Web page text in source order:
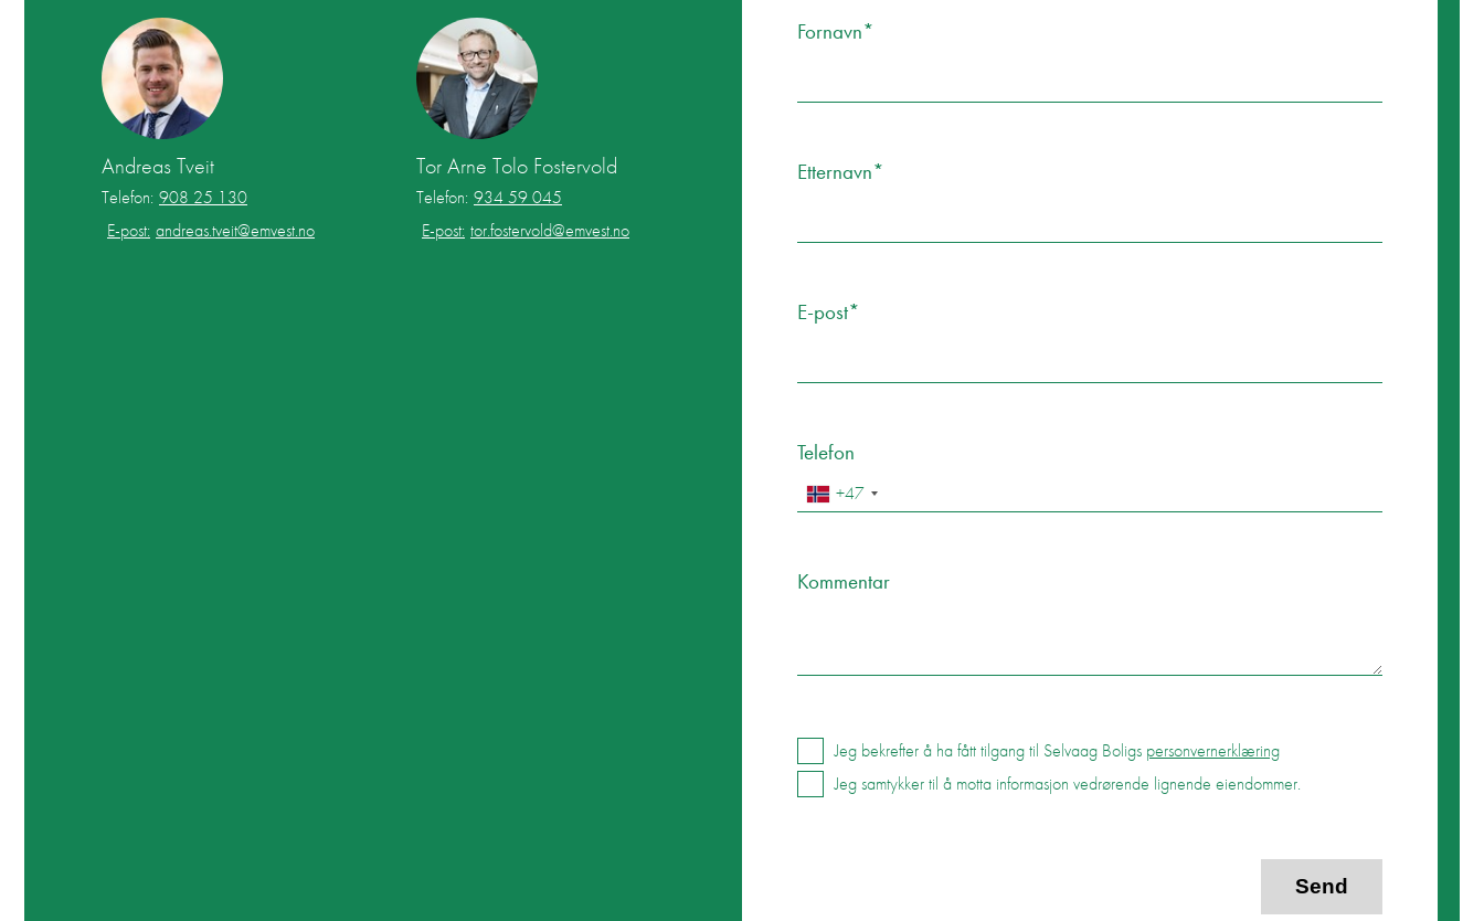
Andreas Tveit
Telefon: 908 25 130
E-post: andreas.tveit@emvest.no
Tor Arne Tolo Fostervold
Telefon: 934 59 045
E-post: tor.fostervold@emvest.no
Ikke for mennesker
Fornavn*
Etternavn*
E-post*
Telefon
+47
Kommentar
Jeg bekrefter å ha fått tilgang til Selvaag Boligs personvernerklæring
Jeg samtykker til å motta informasjon vedrørende lignende eiendommer.
Send